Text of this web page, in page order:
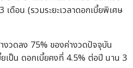
ดือน (รวมระยะเวลาดอกเบี้ยพิเศษ
งวดลง 75% ของค่างวดปัจจุบัน
เป็น ดอกเบี้ยคงที่ 4.5% ต่อปี นาน 3